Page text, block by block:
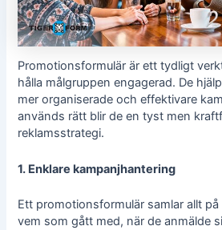
Promotionsformulär är ett tydligt
hålla målgruppen engagerad. De
mer organiserade och effektivare
används rätt blir de en tyst men
reklamsstrategi.
1. Enklare kampanjhantering
Ett promotionsformulär samlar allt
vem som gått med, när de anmälde